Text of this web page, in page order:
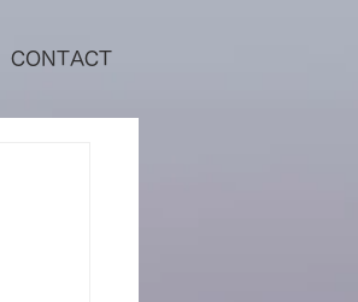
CONTACT